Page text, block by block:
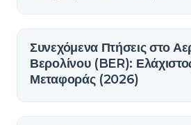
Συνεχόμενα Πτήσεις στο
Βερολίνου (BER):
Μεταφοράς (2026)